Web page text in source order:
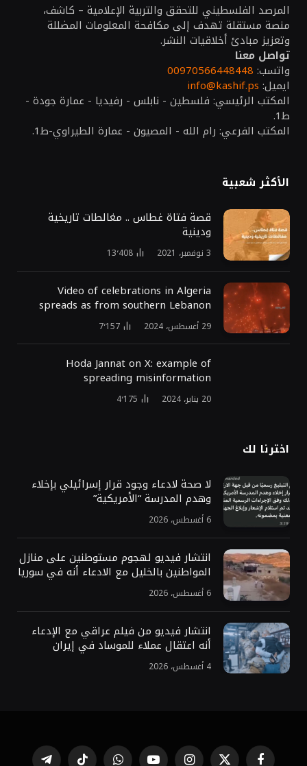
المرصد الفلسطيني للتحقق والتربية الإعلامية – كاشف،
منصة مستقلة تهدف إلى مكافحة المعلومات المضللة
وتعزيز مبادئ أخلاقيات النشر.
تواصل معنا
واتسب: 00970566448448
ايميل: info@kashif.ps
المكتب الرئيسي: فلسطين - نابلس - رفيديا - عمارة جودة -
ط1.
المكتب الفرعي: رام الله - المصيون - عمارة الطيراوي-ط1.
الأكثر شعبية
قصة فتاة غطاس .. مغالطات تاريخية
ودينية
3 نوفمبر، 2021 13٬408
Video of celebrations in Algeria
spreads as from southern Lebanon
29 أغسطس، 2024 7٬157
Hoda Jannat on X: example of
spreading misinformation
20 يناير، 2024 4٬175
اخترنا لك
لا صحة لادعاء وجود قرار إسرائيلي بإخلاء
وهدم المدرسة “الأمريكية”
6 أغسطس، 2026
انتشار فيديو لهجوم مستوطنين على منازل
المواطنين بالخليل مع الادعاء أنه في سوريا
6 أغسطس، 2026
انتشار فيديو من فيلم عراقي مع الإدعاء
أنه اعتقال عملاء للموساد في إيران
4 أغسطس، 2026